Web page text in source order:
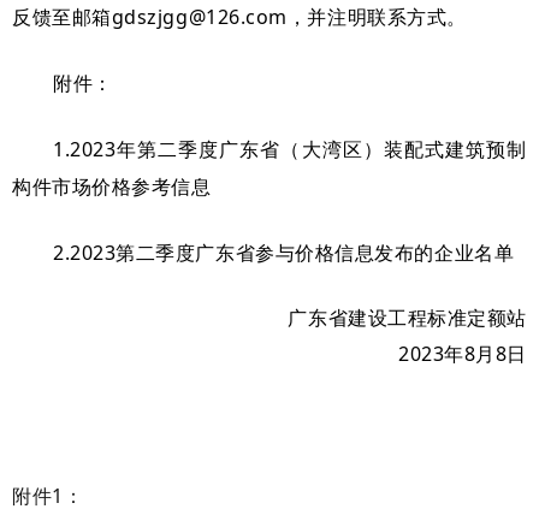
反馈至邮箱gdszjgg@126.com，并注明联系方式。
附件：
1.2023年第二季度广东省（大湾区）装配式建筑预制
构件市场价格参考信息
2.2023第二季度广东省参与价格信息发布的企业名单
广东省建设工程标准定额站
2023年8月8日
附件1：